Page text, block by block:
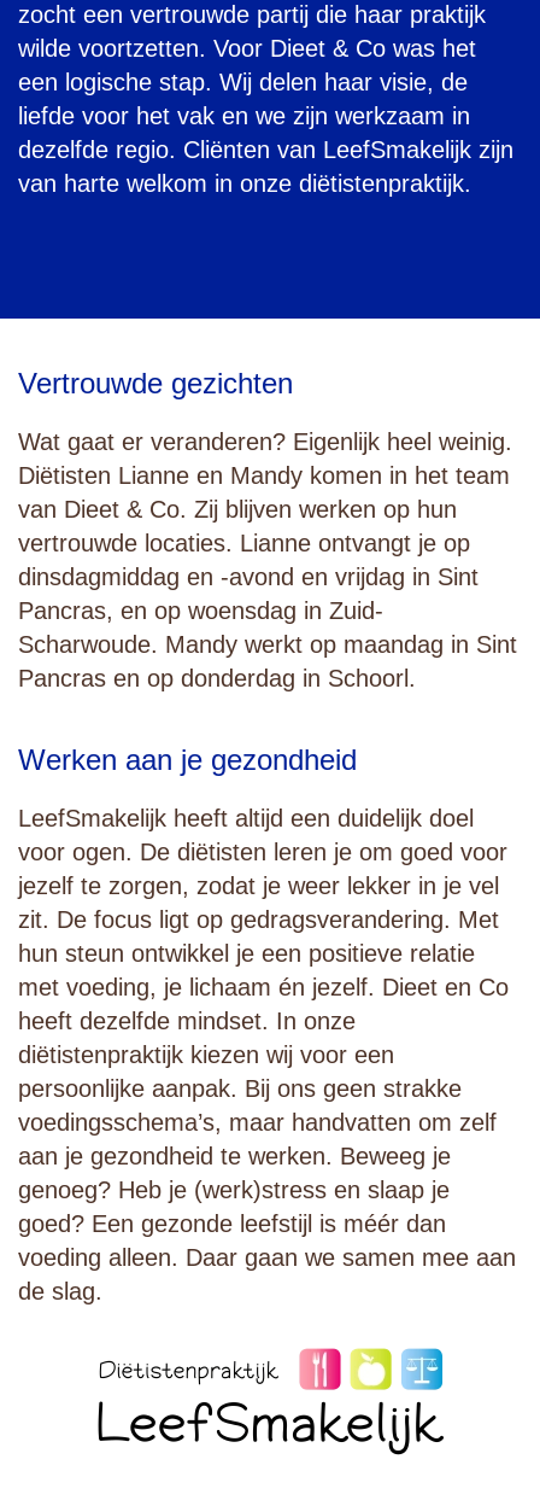
zocht een vertrouwde partij die haar praktijk
wilde voortzetten. Voor Dieet & Co was het
een logische stap. Wij delen haar visie, de
liefde voor het vak en we zijn werkzaam in
dezelfde regio. Cliënten van LeefSmakelijk zijn
van harte welkom in onze diëtistenpraktijk.
Vertrouwde gezichten
Wat gaat er veranderen? Eigenlijk heel weinig.
Diëtisten Lianne en Mandy komen in het team
van Dieet & Co. Zij blijven werken op hun
vertrouwde locaties. Lianne ontvangt je op
dinsdagmiddag en -avond en vrijdag in Sint
Pancras, en op woensdag in Zuid-
Scharwoude. Mandy werkt op maandag in Sint
Pancras en op donderdag in Schoorl.
Werken aan je gezondheid
LeefSmakelijk heeft altijd een duidelijk doel
voor ogen. De diëtisten leren je om goed voor
jezelf te zorgen, zodat je weer lekker in je vel
zit. De focus ligt op gedragsverandering. Met
hun steun ontwikkel je een positieve relatie
met voeding, je lichaam én jezelf. Dieet en Co
heeft dezelfde mindset. In onze
diëtistenpraktijk kiezen wij voor een
persoonlijke aanpak. Bij ons geen strakke
voedingsschema’s, maar handvatten om zelf
aan je gezondheid te werken. Beweeg je
genoeg? Heb je (werk)stress en slaap je
goed? Een gezonde leefstijl is méér dan
voeding alleen. Daar gaan we samen mee aan
de slag.